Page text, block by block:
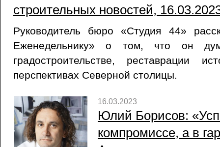
строительных новостей,
Руководитель бюро «Студия 44»
Еженедельнику» о том, что он
градостроительстве, реставрации
перспективах Северной столицы.
16.03.2023
Юлий Борисов:
компромиссе, а в